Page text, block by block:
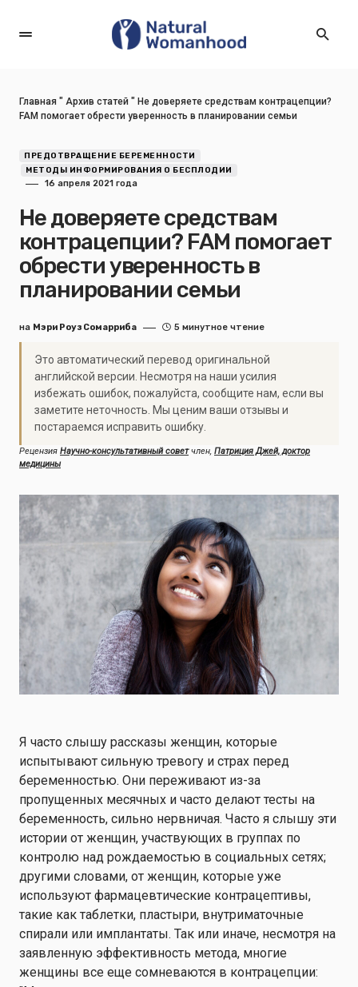
Главная " Архив статей " Не доверяете средствам контрацепции?
FAM помогает обрести уверенность в планировании семьи
ПРЕДОТВРАЩЕНИЕ БЕРЕМЕННОСТИ
МЕТОДЫ ИНФОРМИРОВАНИЯ О БЕСПЛОДИИ
16 апреля 2021 года
Не доверяете средствам
контрацепции? FAM помогает
обрести уверенность в
планировании семьи
на Мэри Роуз Сомарриба 5 минутное чтение
Это автоматический перевод оригинальной
английской версии. Несмотря на наши усилия
избежать ошибок, пожалуйста, сообщите нам, если вы
заметите неточность. Мы ценим ваши отзывы и
постараемся исправить ошибку.
Рецензия Научно-консультативный советчлен, Патриция Джей, доктор
медицины
Я часто слышу рассказы женщин, которые
испытывают сильную тревогу и страх перед
беременностью. Они переживают из-за
пропущенных месячных и часто делают тесты на
беременность, сильно нервничая. Часто я слышу эти
истории от женщин, участвующих в группах по
контролю над рождаемостью в социальных сетях;
другими словами, от женщин, которые уже
используют фармацевтические контрацептивы,
такие как таблетки, пластыри, внутриматочные
спирали или имплантаты. Так или иначе, несмотря на
заявленную эффективность метода, многие
женщины все еще сомневаются в контрацепции: